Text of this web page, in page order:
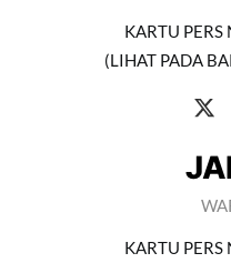
KARTU
(LIHAT PADA
KARTU